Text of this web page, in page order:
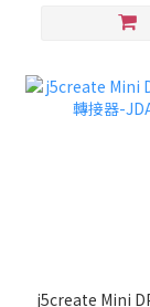
j5create Mini